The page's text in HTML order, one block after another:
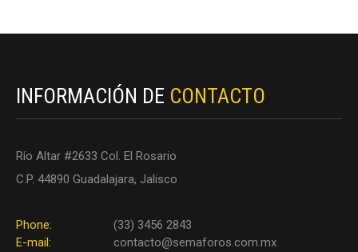
INFORMACIÓN DE CONTACTO
Río Altar #2633 Col. El Rosario
C.P. 44890 Guadalajara, Jalisco
Phone:
(33) 3456 2843
E-mail:
contacto@semaforos.com.mx